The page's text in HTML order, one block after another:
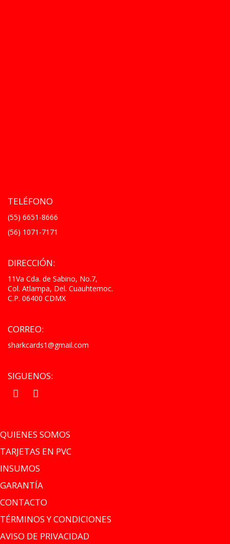
TELÉFONO
(55) 6651-8666
(56) 1071-7171
DIRECCIÓN:
11Va Cda. de Sabino, No.7,
Col. Atlampa, Del. Cuauhtemoc.
C.P. 06400 CDMX
CORREO:
sharkcards1@gmail.com
SIGUENOS:
QUIENES SOMOS
TARJETAS EN PVC
INSUMOS
GARANTÍA
CONTACTO
TÉRMINOS Y CONDICIONES
AVISO DE PRIVACIDAD